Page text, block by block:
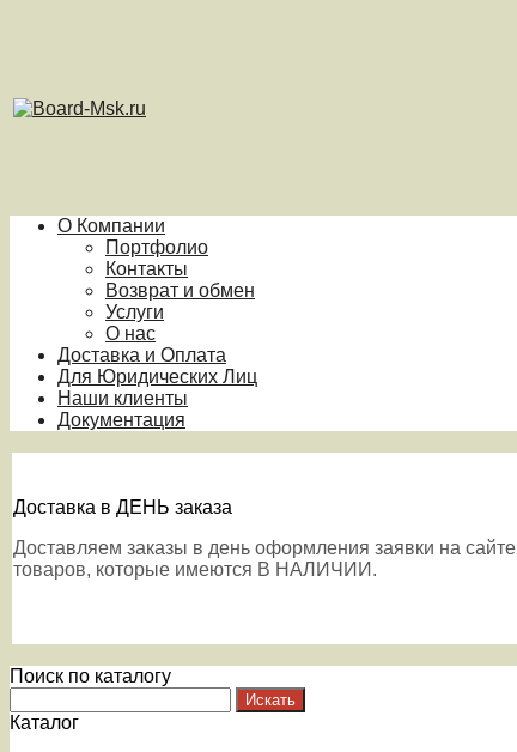
О Компании
Портфолио
Контакты
Возврат и обмен
Услуги
О нас
Доставка и Оплата
Для Юридических Лиц
Наши клиенты
Документация
Доставка в ДЕНЬ заказа
Доставляем заказы в день оформления заявки на сайте
товаров, которые имеются В НАЛИЧИИ.
Поиск по каталогу
Каталог